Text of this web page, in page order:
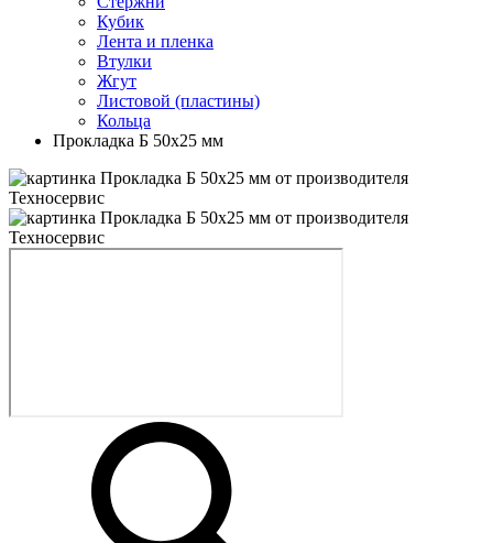
Кубик
Лента и пленка
Втулки
Жгут
Листовой (пластины)
Кольца
Прокладка Б 50х25 мм